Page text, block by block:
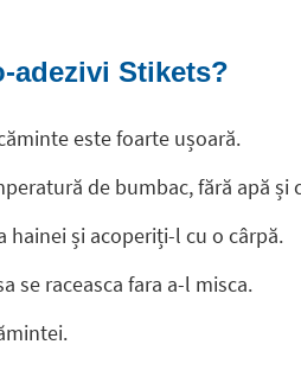
adezivi Stikets?
este foarte ușoară.
de bumbac, fără apă și
hainei și acoperiți-l cu o cârpă.
se raceasca fara a-l misca.